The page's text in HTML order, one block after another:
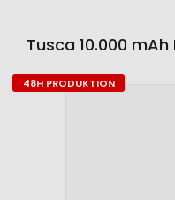
Tusca 10.000
Zum
48H PRODUKTION